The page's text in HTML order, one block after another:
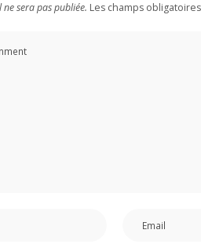
sera pas publiée. Les champs